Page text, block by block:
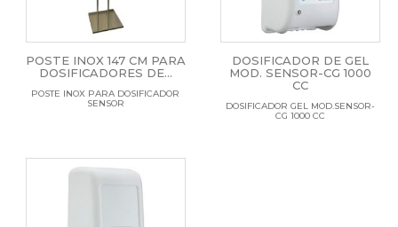
POSTE INOX 147 CM PARA
DOSIFICADORES DE...
POSTE INOX PARA DOSIFICADOR
SENSOR
DOSIFICADOR DE GEL
MOD. SENSOR-CG 1000
CC
DOSIFICADOR GEL MOD.SENSOR-
CG 1000 CC